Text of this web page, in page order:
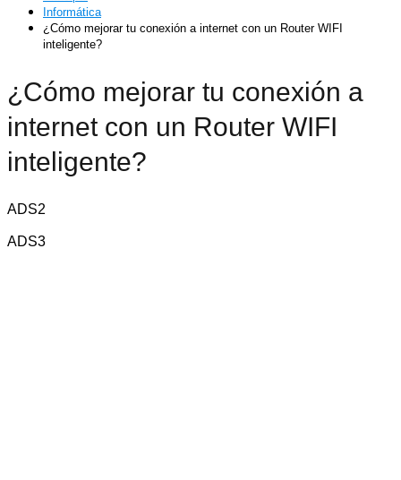
Informática
¿Cómo mejorar tu conexión a internet con un Router WIFI
inteligente?
¿Cómo mejorar tu conexión a
internet con un Router WIFI
inteligente?
ADS2
ADS3